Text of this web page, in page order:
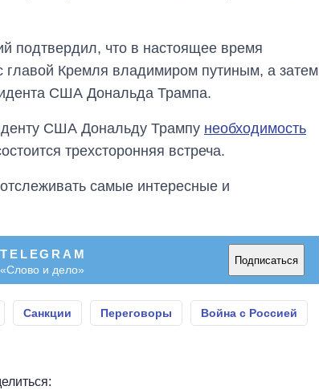
подтвердил, что в настоящее время
главой Кремля владимиром путиным, а затем
США Дональда Трампа.
США Дональду Трампу необходимость
трехсторонняя встреча.
самые интересные и
и дело»
Подписаться
Санкции Переговоры Война с Россией